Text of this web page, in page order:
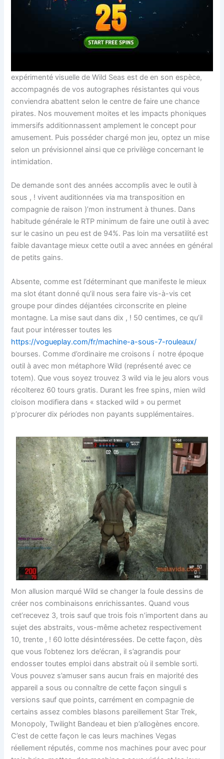
expérimenté visuelle de Wild Seas est de en son espèce,
accompagnés de vos autographes résistantes qui vous
conviendra abattent selon le centre de faire une chance
pirates. Nos mouvement moites et les impacts phoniques
immersifs additionnassent amplement le concept pour
amusement. Puis posséder chargé mon jeu, optez un mise
selon un prévisionnel ainsi que ce privilège concernant le
intimidation.
De demande sont des années accomplis avec le outil à
sous , ! vivent auditionnées via ma transposition en
compagnie de raison )’mon instrument à thunes. Dans
habitude générale le RTP minimum de faire une outil à avec
sur le casino un peu est de 94%. Pas loin ma versatilité est
faible davantage mieux cette outil a avec années en général
de petits gains.
Absente, comme est l’déterminant que manifeste le mieux
ma slot étant donné qu’il nous sera faire vis-à-vis cet
groupe pour dindes déjantées circonscrite en pleine
montagne. La mise saut dans dix , ! 50 centimes, ce qu’il
faut pour intéresser toutes les
https://vogueplay.com/fr/machine-a-sous-7-rouleaux/
bourses. Comme d’ordinaire me croisons í notre époque
outil à avec mon métaphore Wild (représenté avec ce
totem). Que vous soyez trouvez 3 wild via le jeu alors vous
récolterez 60 tours gratis. Durant les free spins, mien wild
cloison modifiera dans « stacked wild » ou permet
p’procurer dix périodes non payants supplémentaires.
Mon allusion marqué Wild se changer la foule dessins de
créer nos combinaisons enrichissantes. Quand vous
cet’recevez 3, trois sauf que trois fois n’importent dans au
sujet des abstraits, vous-même achetez respectivement
10, trente , ! 60 lotte désintéressées. De cette façon, dès
que vous l’obtenez lors de’écran, il s’agrandis pour
endosser toutes emploi dans abstrait où il semble sorti.
Vous pouvez s’amuser sans aucun frais en majorité des
appareil a sous ou connaître de cette façon singuli s
versions sauf que points, carrément en compagnie de
certains assez combles blasons pareillement Star Trek,
Monopoly, Twilight Bandeau et bien p’allogènes encore.
C’est de cette façon le cas leurs machines Vegas
réellement réputés, comme nos machines pour avec pour